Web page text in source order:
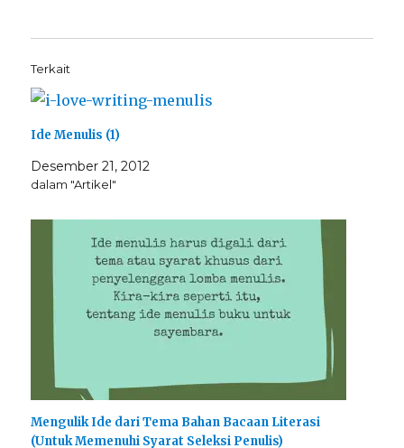
Terkait
Ide Menulis (1)
Desember 21, 2012
dalam "Artikel"
Mengulik Ide dari Tema Bahan Bacaan Literasi
(Untuk Memenuhi Syarat Seleksi Penulis)